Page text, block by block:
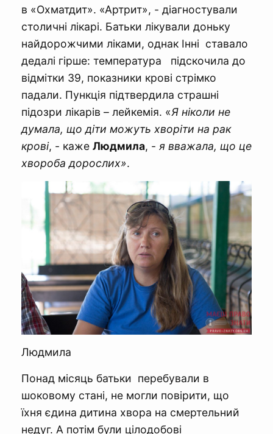
в «Охматдит». «Артрит», - діагностували
столичні лікарі. Батьки лікували доньку
найдорожчими ліками, однак Інні ставало
дедалі гірше: температура підскочила до
відмітки 39, показники крові стрімко
падали. Пункція підтвердила страшні
підозри лікарів – лейкемія. «Я ніколи не
думала, що діти можуть хворіти на рак
крові, - каже Людмила, - я вважала, що це
хвороба дорослих».
Людмила
Понад місяць батьки перебували в
шоковому стані, не могли повірити, що
їхня єдина дитина хвора на смертельний
недуг. А потім були цілодобові